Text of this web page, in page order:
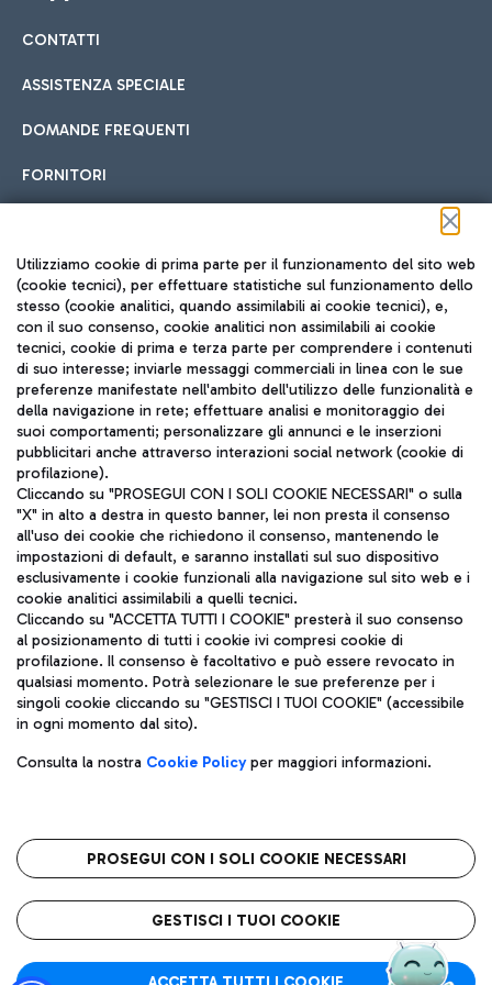
Cucina Internazionale
Fast Food
Pizza
Gelateria
Wine Bar & Sparkling
Hotel in aeroporto
Scegli l'alloggio più adatto e approfitta della vicinanza
all'aeroporto.
Car sharing
Con il Car Sharing è ancora più facile spostarsi
Treno
Raggiungi velocemente l'aeroporto di Fiumicino da Roma
tramite i servizi ferroviari Trenitalia.
Autobus
Scopri le linee di autobus per raggiungere l'aeroporto
Leonardo Da Vinci.
Raggiungi l’aeroporto senza pensieri con il servizio di taxi a
Ristoranti
Scopri la nostra offerta per una pausa gustosa in aeroporto
Mappa Aeroporto Fiumicino
CONTATTI
ASSISTENZA SPECIALE
DOMANDE FREQUENTI
FORNITORI
Seguici sui social
TRAVEL JOURNAL
ITA
Aeroporti di Roma S.p.A. - Società soggetta a direzione e
coordinamento di Mundys S.p.A.
Codice fiscale e Registro delle Imprese di Roma 13032990155 P.
IVA 06572251004
Capitale sociale 62.224.743,00 int. vers.
Sede legale: Via Pier Paolo Racchetti 1 - 00054 Fiumicino (RM)
telefono +39 06 65951
Privacy policy
Note legali
Roma FCO
L'aeroporto stellato
Utilizziamo cookie di prima parte per il funzionamento del sito web
(cookie tecnici), per effettuare statistiche sul funzionamento dello
stesso (cookie analitici, quando assimilabili ai cookie tecnici), e,
con il suo consenso, cookie analitici non assimilabili ai cookie
tecnici, cookie di prima e terza parte per comprendere i contenuti
di suo interesse; inviarle messaggi commerciali in linea con le sue
preferenze manifestate nell'ambito dell'utilizzo delle funzionalità e
della navigazione in rete; effettuare analisi e monitoraggio dei
suoi comportamenti; personalizzare gli annunci e le inserzioni
pubblicitari anche attraverso interazioni social network (cookie di
profilazione).
Cliccando su "PROSEGUI CON I SOLI COOKIE NECESSARI" o sulla
"X" in alto a destra in questo banner, lei non presta il consenso
all'uso dei cookie che richiedono il consenso, mantenendo le
impostazioni di default, e saranno installati sul suo dispositivo
esclusivamente i cookie funzionali alla navigazione sul sito web e i
cookie analitici assimilabili a quelli tecnici.
Cliccando su "ACCETTA TUTTI I COOKIE" presterà il suo consenso
al posizionamento di tutti i cookie ivi compresi cookie di
profilazione. Il consenso è facoltativo e può essere revocato in
qualsiasi momento. Potrà selezionare le sue preferenze per i
singoli cookie cliccando su "GESTISCI I TUOI COOKIE" (accessibile
in ogni momento dal sito).
Consulta la nostra Cookie Policyper maggiori informazioni.
PROSEGUI CON I SOLI COOKIE NECESSARI
GESTISCI I TUOI COOKIE